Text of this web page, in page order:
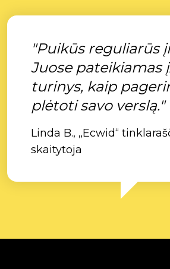
"Puikūs reguliarūs
Juose pateikiamas
turinys, kaip
plėtoti savo verslą."
Linda B., „Ecwid“
skaitytoja